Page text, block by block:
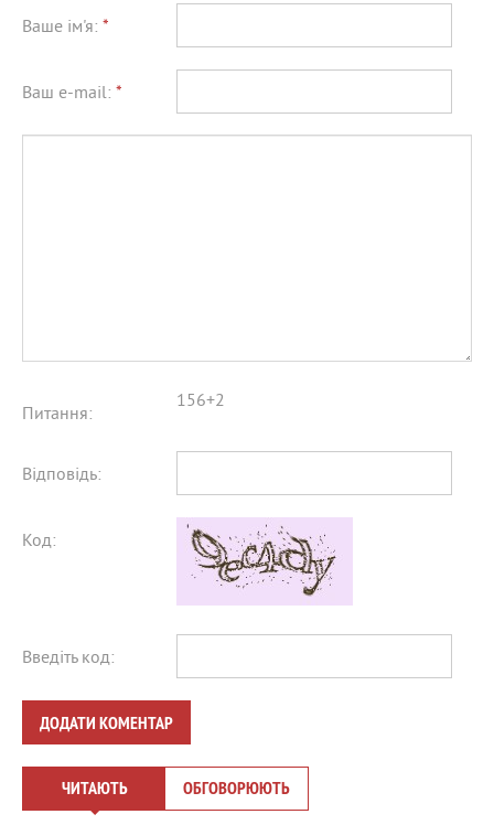
Ваше ім'я: *
Ваш e-mail: *
Питання:
156+2
Відповідь:
Код:
Введіть код:
ДОДАТИ КОМЕНТАР
ЧИТАЮТЬ ОБГОВОРЮЮТЬ